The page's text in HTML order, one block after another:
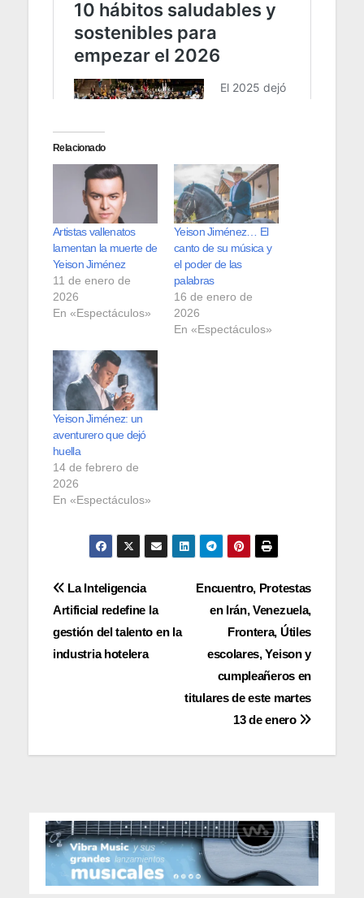
Relacionado
Artistas vallenatos
lamentan la muerte de
Yeison Jiménez
11 de enero de
2026
En «Espectáculos»
Yeison Jiménez… El
canto de su música y
el poder de las
palabras
16 de enero de
2026
En «Espectáculos»
Yeison Jiménez: un
aventurero que dejó
huella
14 de febrero de
2026
En «Espectáculos»
Navegación
de
entradas
Encuentro, Protestas
en Irán, Venezuela,
Frontera, Útiles
escolares, Yeison y
cumpleañeros en
titulares de este martes
13 de enero
La Inteligencia
Artificial redefine la
gestión del talento en la
industria hotelera